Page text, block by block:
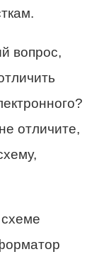
вопрос,
отличите,